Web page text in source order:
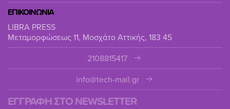
ΕΠΙΚΟΙΝΩΝΙΑ
LIBRA PRESS
Μεταμορφώσεως 11, Μοσχάτο Αττικής, 183 45
2108815417
info@tech-mail.gr
ΕΓΓΡΑΦΗ ΣΤΟ NEWSLETTER